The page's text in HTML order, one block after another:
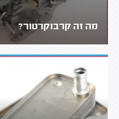
מה זה קרבוקרטור?